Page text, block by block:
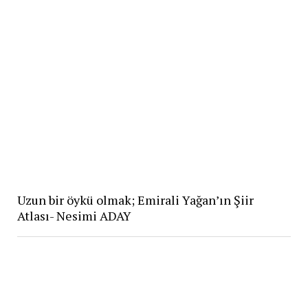
Uzun bir öykü olmak; Emirali Yağan’ın Şiir
Atlası- Nesimi ADAY